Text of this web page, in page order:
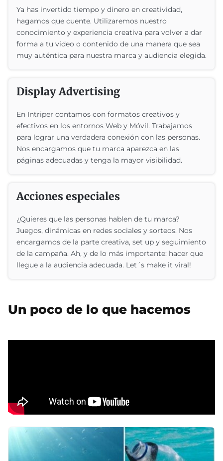
Ya has invertido tiempo y dinero en creatividad,
hagamos que cuente. Utilizaremos nuestro
conocimiento y experiencia creativa para volver a dar
forma a tu video o contenido de una manera que sea
muy auténtica para nuestra marca y audiencia elegida.
Display Advertising
En Intriper contamos con formatos creativos y
efectivos en los entornos Web y Móvil. Trabajamos
para lograr una verdadera conexión con las personas.
Nos encargamos que tu marca aparezca en las
páginas adecuadas y tenga la mayor visibilidad.
Acciones especiales
¿Quieres que las personas hablen de tu marca?
Juegos, dinámicas en redes sociales y sorteos. Nos
encargamos de la parte creativa, set up y seguimiento
de la campaña. Ah, y de lo más importante: hacer que
llegue a la audiencia adecuada. Let´s make it viral!
Un poco de lo que hacemos